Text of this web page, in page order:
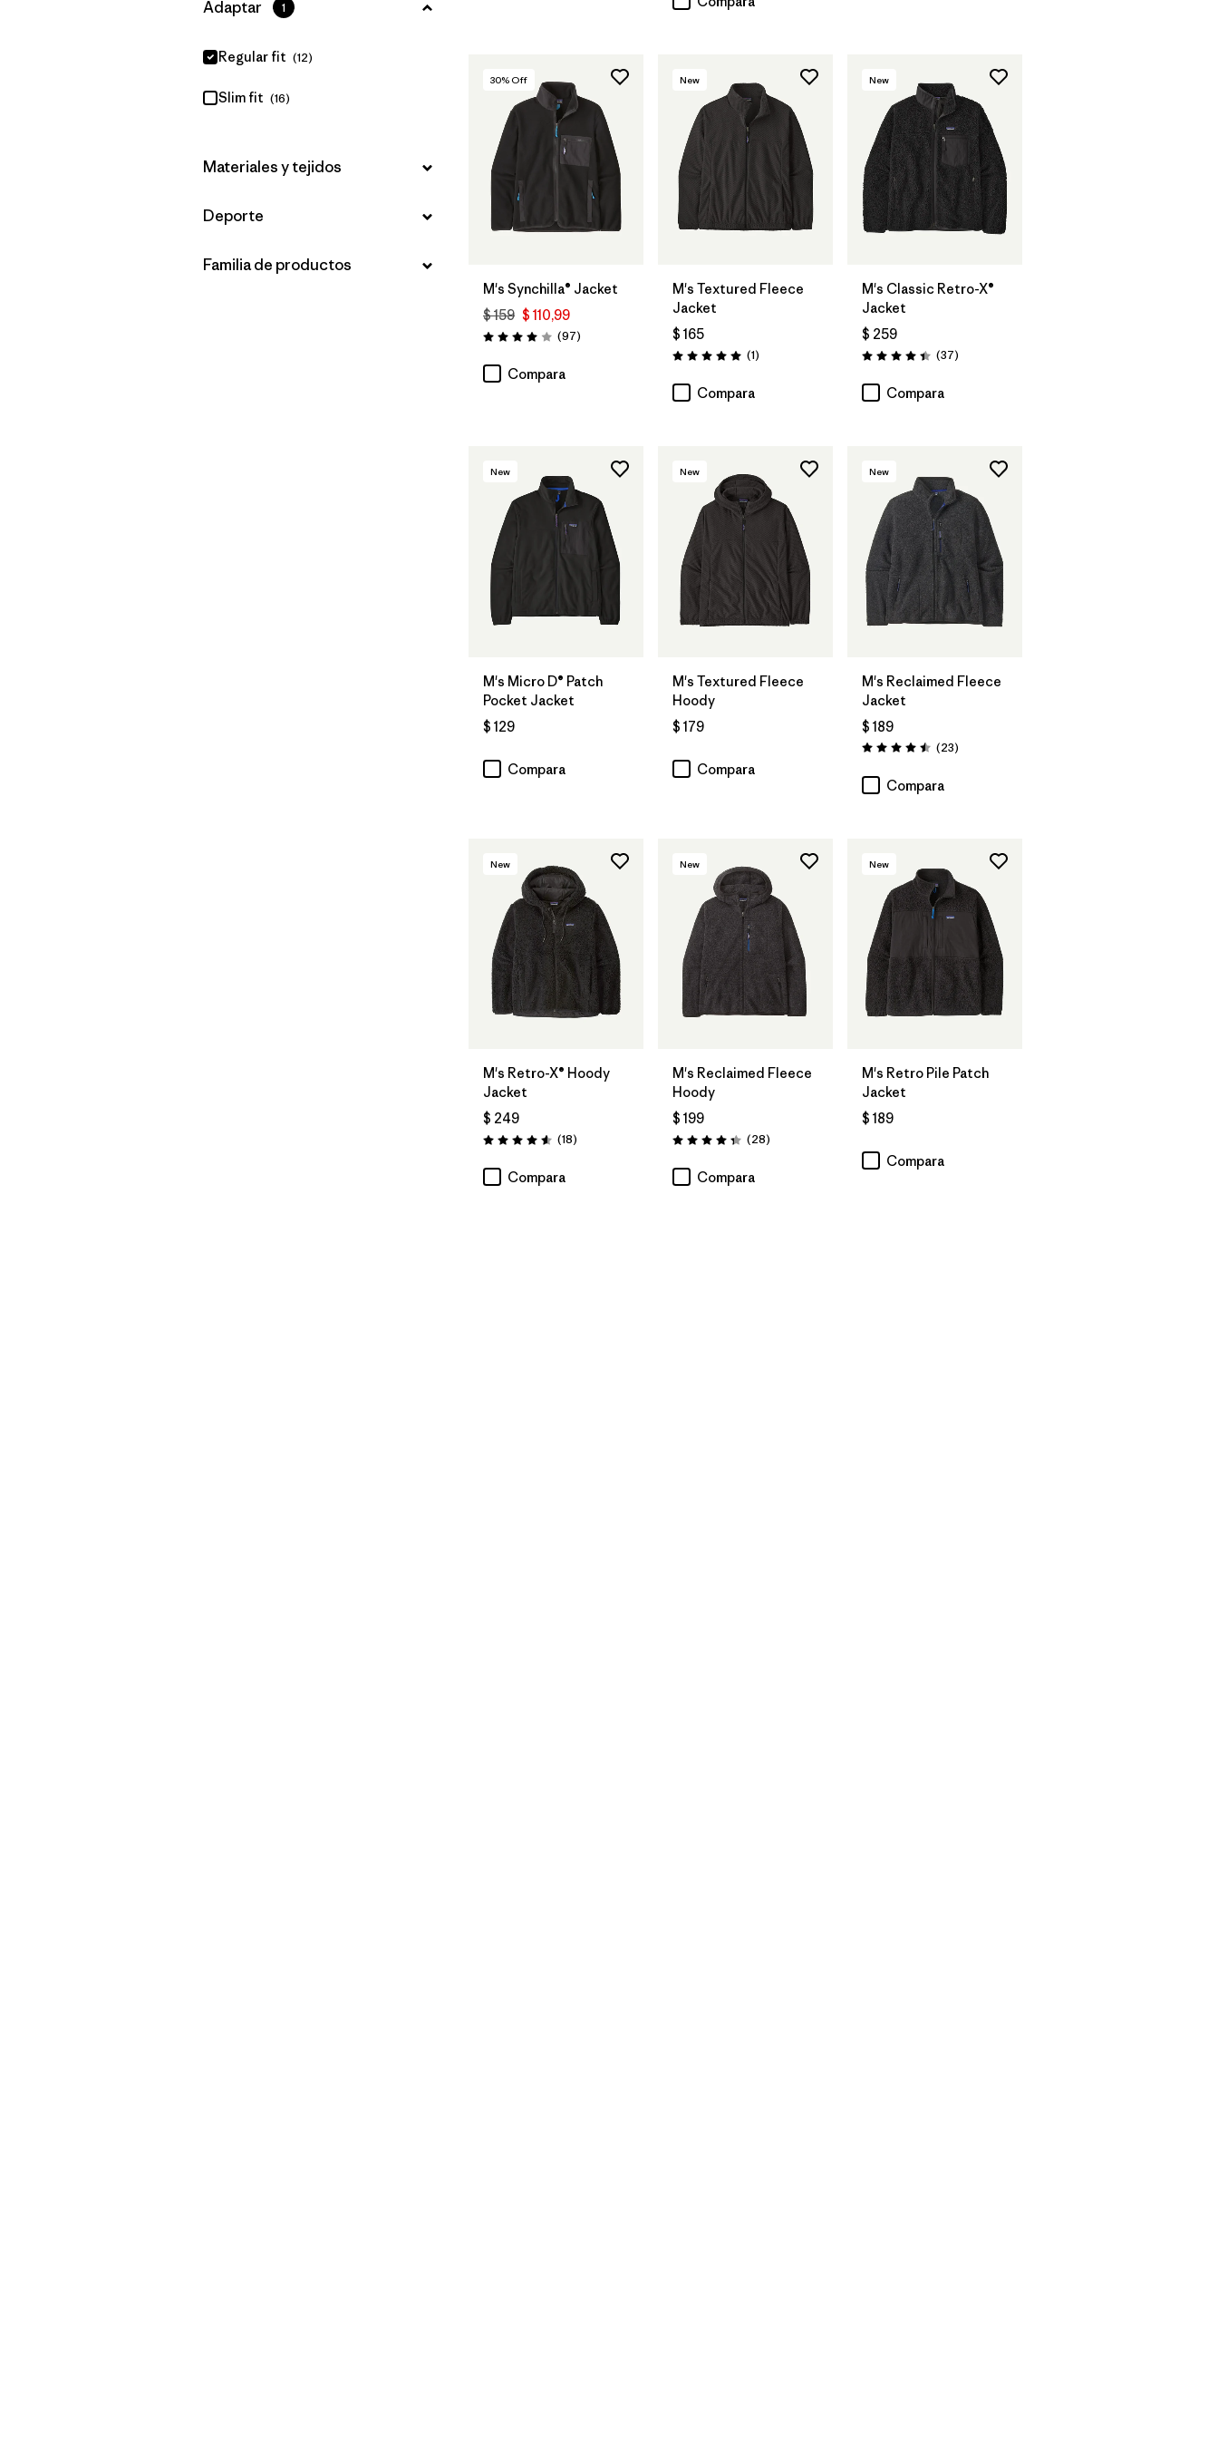
Filtrar por
Adaptar 1
Regular fit (12)
Slim fit (16)
Filtrar por
Materiales y tejidos
Filtrar por
Deporte
Filtrar por
Familia de productos
30% Off
M's Synchilla® Jacket
$ 159 $ 110,99
Valoración: 4.0 / 5
(97Comentarios
)
Compara
New
M's Textured Fleece
Jacket
$ 165
Valoración: 5.0 / 5
(1Comentarios
)
Compara
New
M's Classic Retro-X®
Jacket
$ 259
Valoración: 4.4 / 5
(37Comentarios
)
Compara
New
M's Micro D® Patch
Pocket Jacket
$ 129
Compara
New
M's Textured Fleece
Hoody
$ 179
Compara
New
M's Reclaimed Fleece
Jacket
$ 189
Valoración: 4.5 / 5
(23Comentarios
)
Compara
New
M's Retro-X® Hoody
Jacket
$ 249
Valoración: 4.6 / 5
(18Comentarios
)
Compara
New
M's Reclaimed Fleece
Hoody
$ 199
Valoración: 4.3 / 5
(28Comentarios
)
Compara
New
M's Retro Pile Patch
Jacket
$ 189
Compara